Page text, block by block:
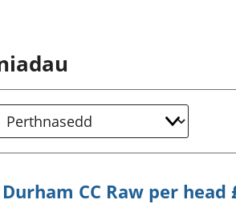
Durham CC Raw per head